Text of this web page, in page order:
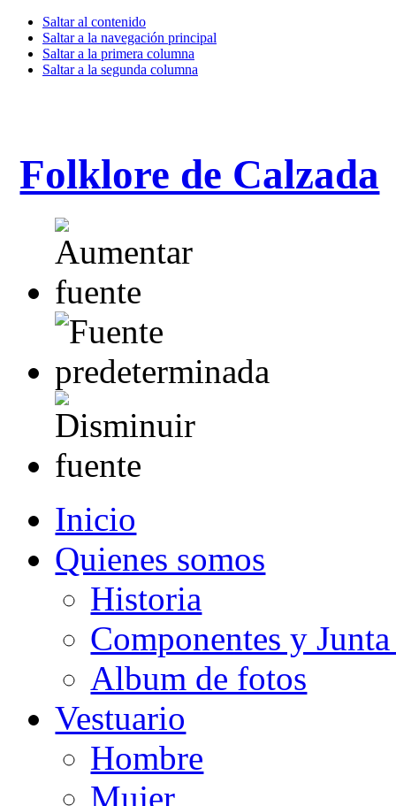
Saltar al contenido
Saltar a la navegación principal
Saltar a la primera columna
Saltar a la segunda columna
Folklore de Calzada
Inicio
Quienes somos
Historia
Componentes y
Album de fotos
Vestuario
Hombre
Mujer